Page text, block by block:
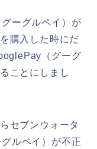
ーグルペイ）が
購入した時にだ
（グーグ
ことにしまし
セブンウォータ
ルペイ）が不正